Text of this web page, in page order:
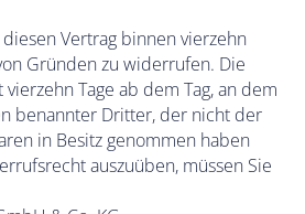
Vertrag binnen vierzehn
Gründen zu widerrufen. Die
Tage ab dem Tag, an dem
benannter Dritter, der nicht der
in Besitz genommen haben
auszuüben, müssen Sie